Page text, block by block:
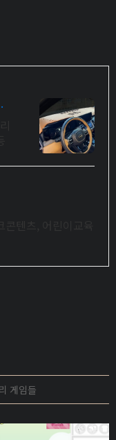
게임들